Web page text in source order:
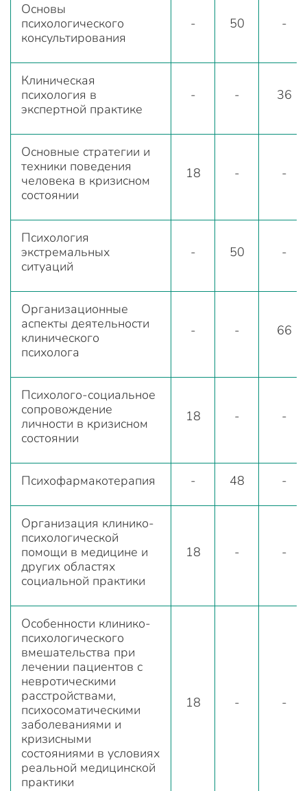
Основы
психологического
консультирования
- 50 -
Клиническая
психология в
экспертной практике
- - 36
Основные стратегии и
техники поведения
человека в кризисном
состоянии
18 - -
Психология
экстремальных
ситуаций
- 50 -
Организационные
аспекты деятельности
клинического
психолога
- - 66
Психолого-социальное
сопровождение
личности в кризисном
состоянии
18 - -
Психофармакотерапия - 48 -
Организация клинико-
психологической
помощи в медицине и
других областях
социальной практики
18 - -
Особенности клинико-
психологического
вмешательства при
лечении пациентов с
невротическими
расстройствами,
психосоматическими
заболеваниями и
кризисными
состояниями в условиях
реальной медицинской
практики
18 - -